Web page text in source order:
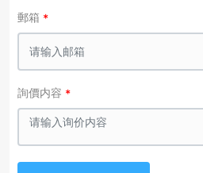
郵箱
詢價内容